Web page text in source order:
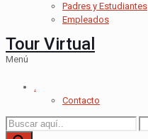
Padres y Estudiantes
Empleados
Tour Virtual
Menú
.
Contacto